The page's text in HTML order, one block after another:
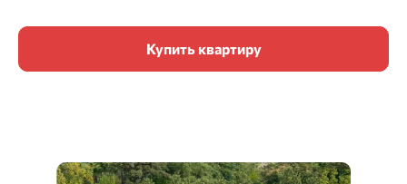
Купить квартиру